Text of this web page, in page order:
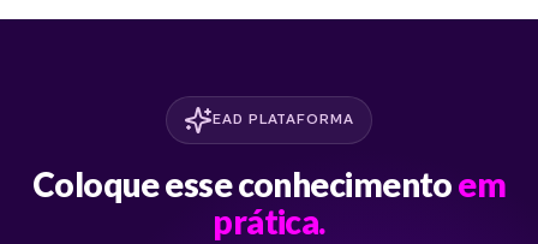
EAD PLATAFORMA
Coloque esse conhecimentoem
prática.